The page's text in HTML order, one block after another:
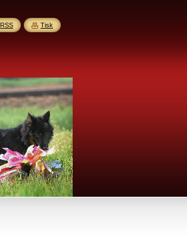
RSS Tisk